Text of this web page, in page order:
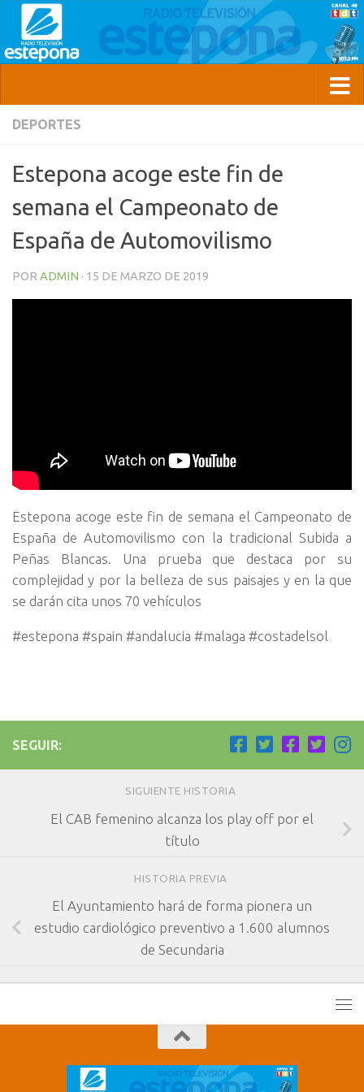
DEPORTES
Estepona acoge este fin de
semana el Campeonato de
España de Automovilismo
POR ADMIN · 15 DE MARZO DE 2019
Estepona acoge este fin de semana el Campeonato de
España de Automovilismo con la tradicional Subida a
Peñas Blancas. Una prueba que destaca por su
complejidad y por la belleza de sus paisajes y en la que
se darán cita unos 70 vehículos
#estepona #spain #andalucia #malaga #costadelsol
SEGUIR:
SIGUIENTE HISTORIA
El CAB femenino alcanza los play off por el
título
HISTORIA PREVIA
El Ayuntamiento hará de forma pionera un
estudio cardiológico preventivo a 1.600 alumnos
de Secundaria